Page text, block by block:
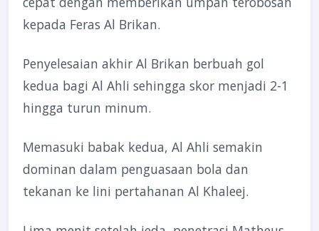
kepada Feras Al Brikan.
Penyelesaian akhir Al Brikan berbuah gol
kedua bagi Al Ahli sehingga skor menjadi 2-1
hingga turun minum.
Memasuki babak kedua, Al Ahli semakin
dominan dalam penguasaan bola dan
tekanan ke lini pertahanan Al Khaleej.